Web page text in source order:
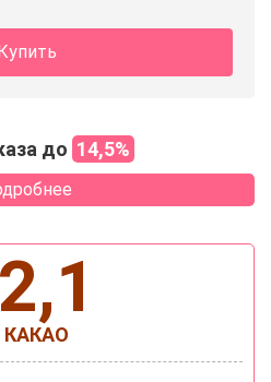
до 14,5%
КАКАО